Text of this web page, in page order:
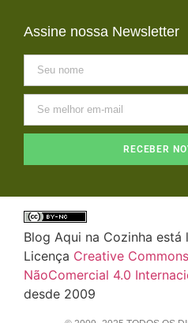
Assine nossa Newsletter
RECEBER
Blog Aqui na Cozinha
Licença Creative
NãoComercial 4.0
desde 2009